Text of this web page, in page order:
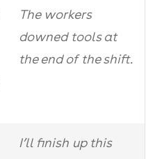
The workers
downed tools at
the end of the shift.
I’ll finish up this